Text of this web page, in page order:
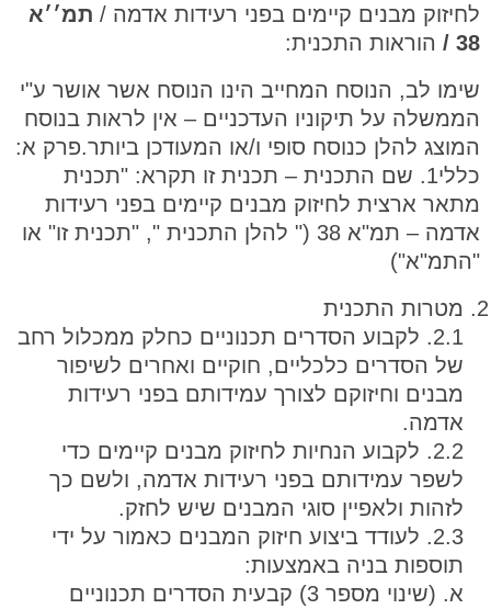
לחיזוק מבנים קיימים בפני רעידות אדמה / תמ׳׳א
38 /
הוראות התכנית:
שימו לב, הנוסח המחייב הינו הנוסח אשר אושר ע"י
הממשלה על תיקוניו העדכניים – אין לראות בנוסח
המוצג להלן כנוסח סופי ו/או המעודכן ביותר.פרק א:
כללי1. שם התכנית – תכנית זו תקרא: "תכנית
מתאר ארצית לחיזוק מבנים קיימים בפני רעידות
אדמה – תמ"א 38 (" להלן התכנית ", "תכנית זו" או
"התמ"א")
מטרות התכנית
2.1. לקבוע הסדרים תכנוניים כחלק ממכלול רחב
של הסדרים כלכליים, חוקיים ואחרים לשיפור
מבנים וחיזוקם לצורך עמידותם בפני רעידות
אדמה.
2.2. לקבוע הנחיות לחיזוק מבנים קיימים כדי
לשפר עמידותם בפני רעידות אדמה, ולשם כך
לזהות ולאפיין סוגי המבנים שיש לחזק.
2.3. לעודד ביצוע חיזוק המבנים כאמור על ידי
תוספות בניה באמצעות:
א. (שינוי מספר 3) קבעית הסדרים תכנוניים